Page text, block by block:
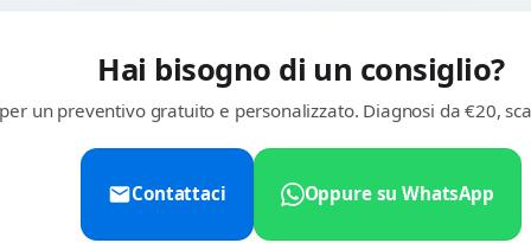
Hai bisogno di un consiglio?
un preventivo gratuito e personalizzato. Diagnosi da €20,
Contattaci Oppure su WhatsApp